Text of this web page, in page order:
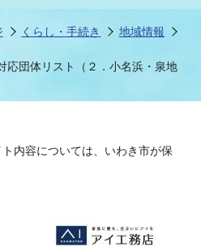
くらし・手続き
地域情報
応団体リスト（２．小名浜・泉地
内容については、いわき市が保